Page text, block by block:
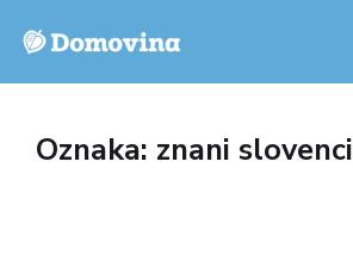
Oznaka: znani slovenci